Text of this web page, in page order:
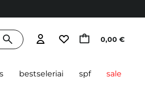
0,00 €
bestseleriai spf sale